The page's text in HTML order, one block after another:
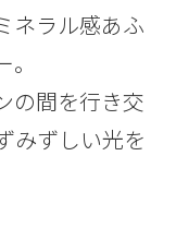
ネラル感あふ
の間を行き交
みずしい光を